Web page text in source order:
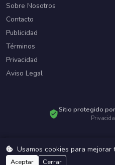
Sobre Nosotros
Contacto
Publicidad
Términos
Privacidad
Aviso Legal
Sitio protegido
© 2026 Diario Paraguayo.
Desarrollado por
Usamos cookies para mejorar
Aceptar Cerrar